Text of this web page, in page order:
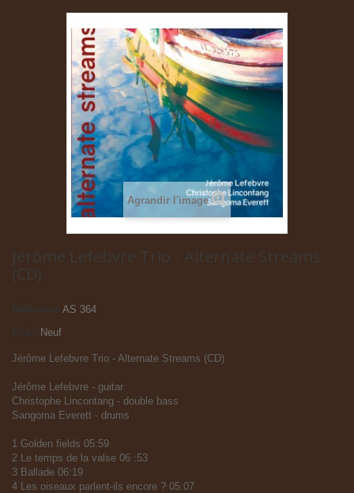
Agrandir l'image
Jérôme Lefebvre Trio - Alternate Streams
(CD)
Référence
AS 364
Neuf
Jérôme Lefebvre Trio - Alternate Streams (CD)
Jérôme Lefebvre - guitar
Christophe Lincontang - double bass
Sangoma Everett - drums
1 Golden fields 05:59
2 Le temps de la valse 06 :53
3 Ballade 06:19
4 Les oiseaux parlent-ils encore ? 05:07